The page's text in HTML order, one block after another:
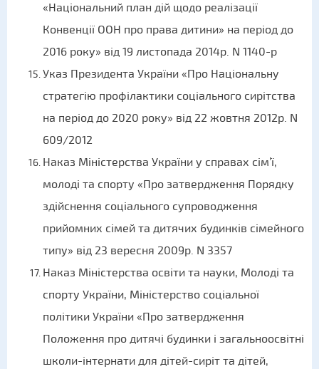
«Національний план дій щодо реалізації
Конвенції ООН про права дитини» на період до
2016 року» від 19 листопада 2014р. N 1140-р
Указ Президента України «Про Національну
стратегію профілактики соціального сирітства
на період до 2020 року» від 22 жовтня 2012р. N
609/2012
Наказ Міністерства України у справах сім’ї,
молоді та спорту «Про затвердження Порядку
здійснення соціального супроводження
прийомних сімей та дитячих будинків сімейного
типу» від 23 вересня 2009р. N 3357
Наказ Міністерства освіти та науки, Молоді та
спорту України, Міністерство соціальної
політики України «Про затвердження
Положення про дитячі будинки і загальноосвітні
школи-інтернати для дітей-сиріт та дітей,